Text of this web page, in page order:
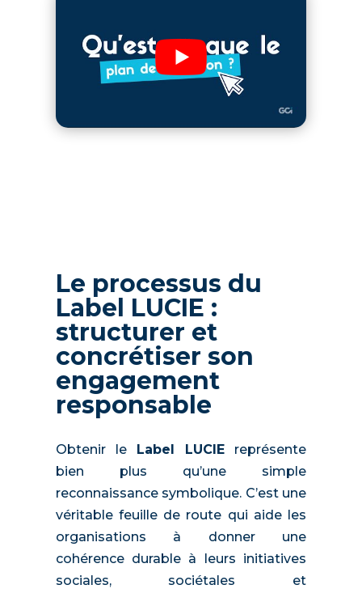
Le processus du
Label LUCIE :
structurer et
concrétiser son
engagement
responsable
Obtenir le Label LUCIE représente
bien plus qu’une simple
reconnaissance symbolique. C’est une
véritable feuille de route qui aide les
organisations à donner une
cohérence durable à leurs initiatives
sociales, sociétales et